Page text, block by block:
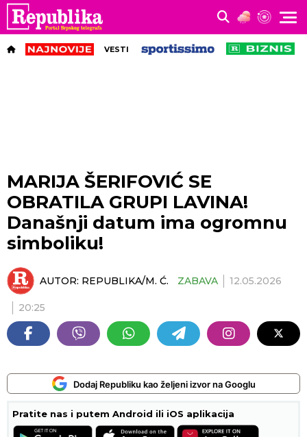
VESTI
MARIJA ŠERIFOVIĆ SE
OBRATILA GRUPI LAVINA!
Današnji datum ima ogromnu
simboliku!
AUTOR: REPUBLIKA/M. Ć. ZABAVA 12.05.2026
20:25
Dodaj Republiku kao željeni izvor na Googlu
Pratite nas i putem Android ili iOS aplikacija